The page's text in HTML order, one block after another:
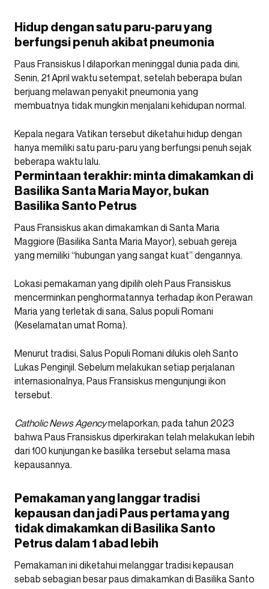
Hidup dengan satu paru-paru yang
berfungsi penuh akibat pneumonia
Paus Fransiskus I dilaporkan meninggal dunia pada dini,
Senin, 21 April waktu setempat, setelah beberapa bulan
berjuang melawan penyakit pneumonia yang
membuatnya tidak mungkin menjalani kehidupan normal.
Kepala negara Vatikan tersebut diketahui hidup dengan
hanya memiliki satu paru-paru yang berfungsi penuh sejak
beberapa waktu lalu.
Permintaan terakhir: minta dimakamkan di
Basilika Santa Maria Mayor, bukan
Basilika Santo Petrus
Paus Fransiskus akan dimakamkan di Santa Maria
Maggiore (Basilika Santa Maria Mayor), sebuah gereja
yang memiliki “hubungan yang sangat kuat” dengannya.
Lokasi pemakaman yang dipilih oleh Paus Fransiskus
mencerminkan penghormatannya terhadap ikon Perawan
Maria yang terletak di sana, Salus populi Romani
(Keselamatan umat Roma).
Menurut tradisi, Salus Populi Romani dilukis oleh Santo
Lukas Penginjil. Sebelum melakukan setiap perjalanan
internasionalnya, Paus Fransiskus mengunjungi ikon
tersebut.
Catholic News Agencymelaporkan, pada tahun 2023
bahwa Paus Fransiskus diperkirakan telah melakukan lebih
dari 100 kunjungan ke basilika tersebut selama masa
kepausannya.
Pemakaman yang langgar tradisi
kepausan dan jadi Paus pertama yang
tidak dimakamkan di Basilika Santo
Petrus dalam 1 abad lebih
Pemakaman ini diketahui melanggar tradisi kepausan
sebab sebagian besar paus dimakamkan di Basilika Santo